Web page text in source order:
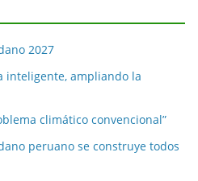
2027
inteligente, ampliando la
climático convencional”
peruano se construye todos